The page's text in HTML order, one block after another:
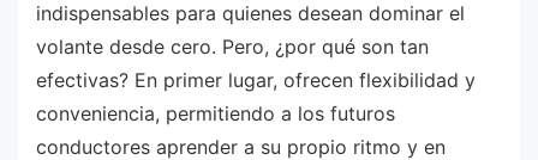
indispensables para quienes desean dominar el
volante desde cero. Pero, ¿por qué son tan
efectivas? En primer lugar, ofrecen flexibilidad y
conveniencia, permitiendo a los futuros
conductores aprender a su propio ritmo y en